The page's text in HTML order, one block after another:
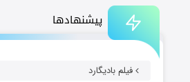
پیشنهادها
فیلم بادیگارد